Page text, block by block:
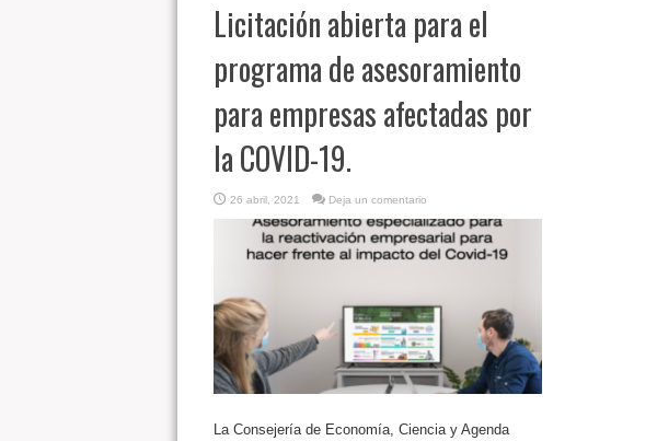
Licitación abierta para el
programa de asesoramiento
para empresas afectadas por
la COVID-19.
26 abril, 2021 Deja un comentario
La Consejería de Economía, Ciencia y Agenda